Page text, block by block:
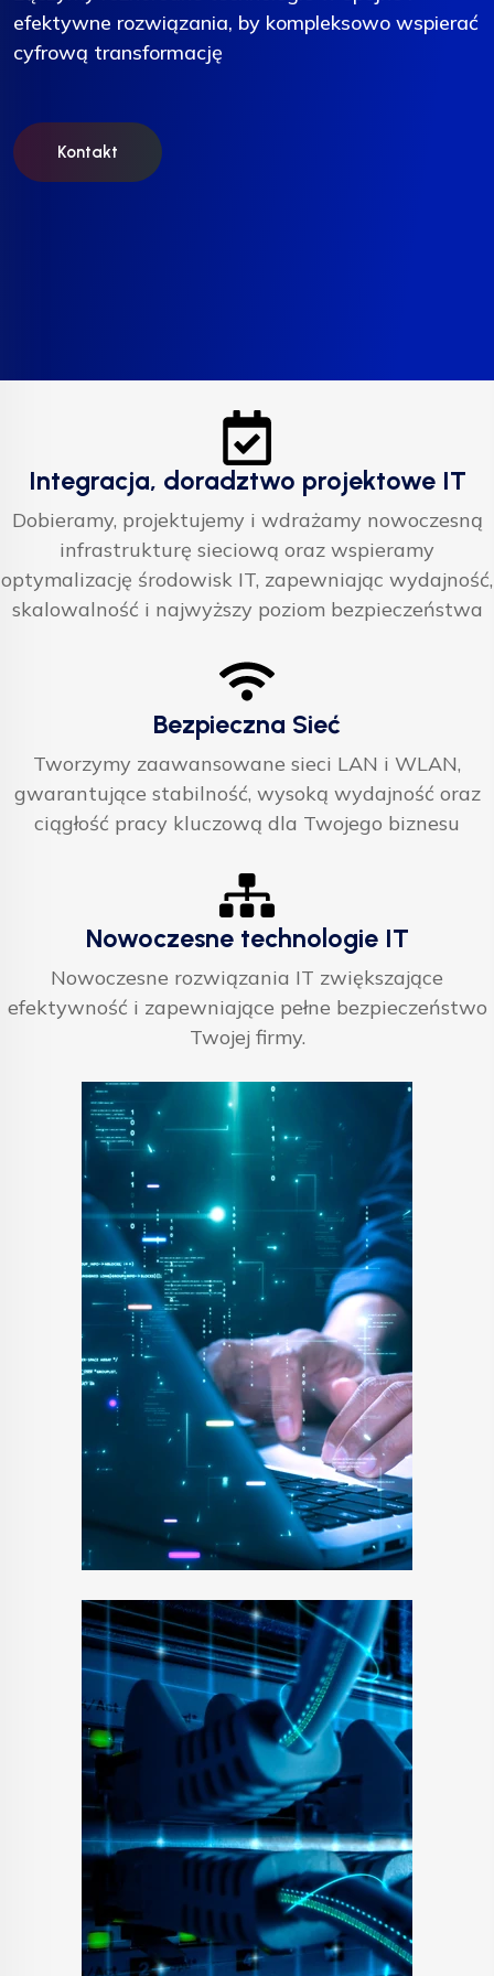
efektywne rozwiązania, by kompleksowo wspierać
cyfrową transformację
Kontakt
efektywne rozwiązania, by kompleksowo wspierać
cyfrową transformację
Kontakt
efektywne rozwiązania, by kompleksowo wspierać
cyfrową transformację
Kontakt
Integracja, doradztwo projektowe IT
Dobieramy, projektujemy i wdrażamy nowoczesną
infrastrukturę sieciową oraz wspieramy
optymalizację środowisk IT, zapewniając wydajność,
skalowalność i najwyższy poziom bezpieczeństwa
Bezpieczna Sieć
Tworzymy zaawansowane sieci LAN i WLAN,
gwarantujące stabilność, wysoką wydajność oraz
ciągłość pracy kluczową dla Twojego biznesu
Nowoczesne technologie IT
Nowoczesne rozwiązania IT zwiększające
efektywność i zapewniające pełne bezpieczeństwo
Twojej firmy.